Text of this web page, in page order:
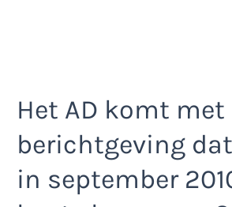
Het AD komt met
berichtgeving
in september